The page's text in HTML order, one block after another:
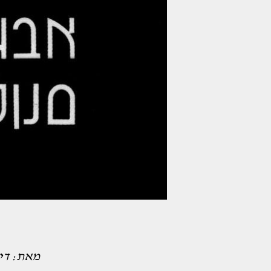
מאת: